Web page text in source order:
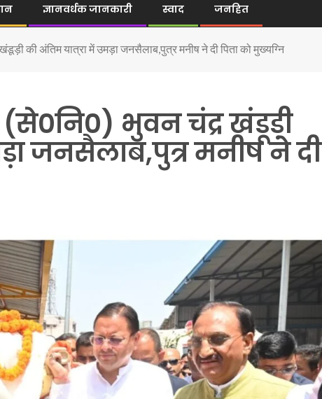
ज्ञानवर्धक जानकारी स्वाद जनहित
की अंतिम यात्रा में उमड़ा जनसैलाब,पुत्र मनीष ने दी पिता को मुख्यग्नि
भुवन चंद्र खंडूड़ी
जनसैलाब,पुत्र मनीष ने दी